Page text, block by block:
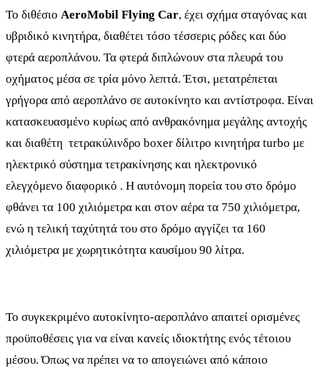
Το διθέσιο AeroMobil Flying Car, έχει σχήμα σταγόνας και
υβριδικό κινητήρα, διαθέτει τόσο τέσσερις ρόδες και δύο
φτερά αεροπλάνου. Τα φτερά διπλώνουν στα πλευρά του
οχήματος μέσα σε τρία μόνο λεπτά. Έτσι, μετατρέπεται
γρήγορα από αεροπλάνο σε αυτοκίνητο και αντίστροφα. Είναι
κατασκευασμένο κυρίως από ανθρακόνημα μεγάλης αντοχής
και διαθέτη τετρακύλινδρο boxer δίλιτρο κινητήρα turbo με
ηλεκτρικό σύστημα τετρακίνησης και ηλεκτρονικό
ελεγχόμενο διαφορικό . Η αυτόνομη πορεία του στο δρόμο
φθάνει τα 100 χιλιόμετρα και στον αέρα τα 750 χιλιόμετρα,
ενώ η τελική ταχύτητά του στο δρόμο αγγίζει τα 160
χιλιόμετρα με χωρητικότητα καυσίμου 90 λίτρα.
Το συγκεκριμένο αυτοκίνητο-αεροπλάνο απαιτεί ορισμένες
προϋποθέσεις για να είναι κανείς ιδιοκτήτης ενός τέτοιου
μέσου. Όπως να πρέπει να το απογειώνει από κάποιο